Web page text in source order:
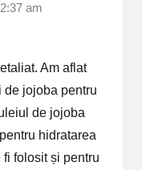
am
Am aflat
jojoba pentru
de jojoba
hidratarea
folosit și pentru